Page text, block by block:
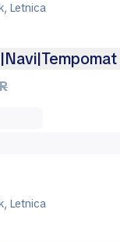
Letnica
Letnica